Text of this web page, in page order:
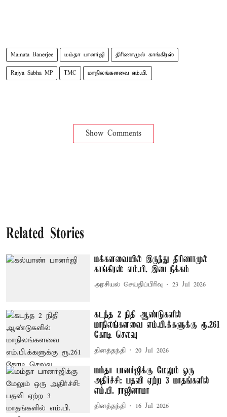
Mamata Banerjee மம்தா பானர்ஜி திரிணாமுல் காங்கிரஸ்
Rajya Sabha MP TMC மாநிலங்களவை எம்.பி.
Show Comments
Related Stories
மக்களவையில் இருந்து திரிணாமுல்
காங்கிரஸ் எம்.பி. இடைநீக்கம்
அரசியல் செய்திப்பிரிவு 23 Jul 2026
கடந்த 2 நிதி ஆண்டுகளில்
மாநிலங்களவை எம்.பி.க்களுக்கு ரூ.261
கோடி செலவு
தினத்தந்தி 20 Jul 2026
மம்தா பானர்ஜிக்கு மேலும் ஒரு
அதிர்ச்சி: பதவி ஏற்ற 3 மாதங்களில்
எம்.பி. ராஜினாமா
தினத்தந்தி 16 Jul 2026